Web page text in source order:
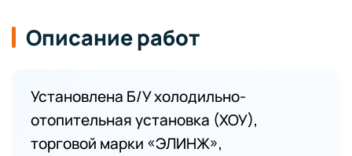
Описание работ
Установлена Б/У холодильно-
отопительная установка (ХОУ),
торговой марки «ЭЛИНЖ»,